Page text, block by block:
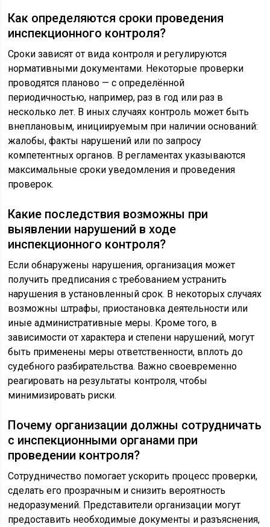
Как определяются сроки проведения
инспекционного контроля?
Сроки зависят от вида контроля и регулируются
нормативными документами. Некоторые проверки
проводятся планово — с определённой
периодичностью, например, раз в год или раз в
несколько лет. В иных случаях контроль может быть
внеплановым, инициируемым при наличии оснований:
жалобы, факты нарушений или по запросу
компетентных органов. В регламентах указываются
максимальные сроки уведомления и проведения
проверок.
Какие последствия возможны при
выявлении нарушений в ходе
инспекционного контроля?
Если обнаружены нарушения, организация может
получить предписания с требованием устранить
нарушения в установленный срок. В некоторых случаях
возможны штрафы, приостановка деятельности или
иные административные меры. Кроме того, в
зависимости от характера и степени нарушений, могут
быть применены меры ответственности, вплоть до
судебного разбирательства. Важно своевременно
реагировать на результаты контроля, чтобы
минимизировать риски.
Почему организации должны сотрудничать
с инспекционными органами при
проведении контроля?
Сотрудничество помогает ускорить процесс проверки,
сделать его прозрачным и снизить вероятность
недоразумений. Представители организации могут
предоставить необходимые документы и разъяснения,